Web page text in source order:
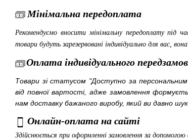
Мінімальна передоплата
Рекомендуємо вносити мінімальну передоплату під
товари будуть зарезервовані індивідуально для вас,
Оплата індивідуального
Товари зі статусом "Доступно за
від повної вартості, адже замовлення
нам доставку бажаного виробу, який ви давно
Онлайн-оплата на сайті
Здійснюється при оформленні замовлення за допомогою